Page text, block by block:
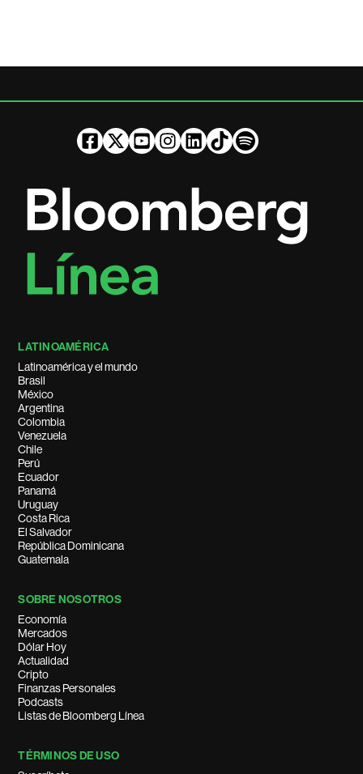
LATINOAMÉRICA
Latinoamérica y el mundo
Brasil
México
Argentina
Colombia
Venezuela
Chile
Perú
Ecuador
Panamá
Uruguay
Costa Rica
El Salvador
República Dominicana
Guatemala
SOBRE NOSOTROS
Economía
Mercados
Dólar Hoy
Actualidad
Cripto
Finanzas Personales
Podcasts
Listas de Bloomberg Línea
TÉRMINOS DE USO